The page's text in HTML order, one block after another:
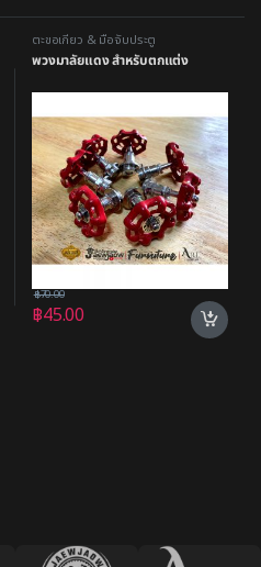
ตะขอเกี่ยว & มือจับประตู
พวงมาลัยแดง สำหรับตกแต่ง
฿45.00
฿70.00